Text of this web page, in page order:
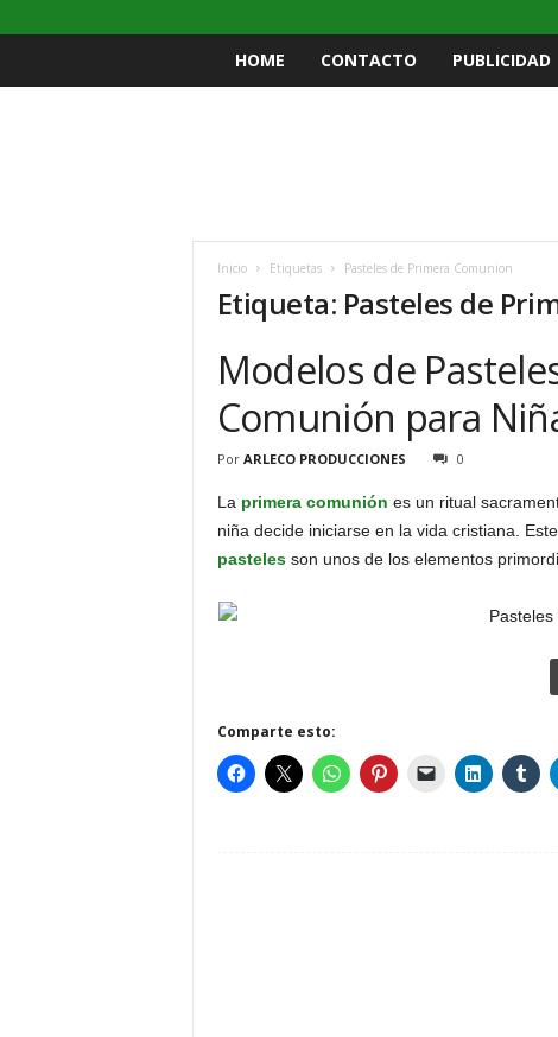
HOME CONTACTO PUBLICIDAD
Inicio Etiquetas Pasteles de Primera Comunion
Etiqueta: Pasteles de
Modelos de
Comunión para
Por ARLECO PRODUCCIONES 0
La primera comunión es un ritual
niña decide iniciarse en la vida cristiana.
pastelesson unos de los elementos
Comparte esto: